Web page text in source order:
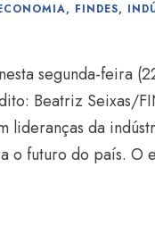
, FINDES,
segunda-feira
Beatriz Seixas/
lideranças da
o futuro do país. O